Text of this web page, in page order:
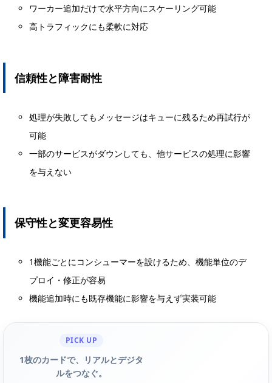
ワーカー追加だけで水平方向にスケーリング可能
高トラフィックにも柔軟に対応
信頼性と障害耐性
処理が失敗してもメッセージはキューに残るため再試行が
可能
一部のサービスがダウンしても、他サービスの処理に影響
を与えない
保守性と変更容易性
1機能ごとにコンシューマーを設けるため、機能単位のデ
プロイ・修正が容易
機能追加時にも既存機能に影響を与えず実装可能
PICK UP
1枚のカードで、リアルとデジタ
ルをつなぐ。